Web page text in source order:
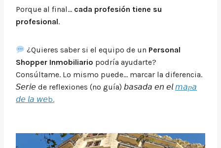
Porque al final… cada profesión tiene su
profesional.
¿Quieres saber si el equipo de un Personal
Shopper Inmobiliario podría ayudarte?
Consúltame. Lo mismo puede… marcar la diferencia.
𝘚𝘦𝘳𝘪𝘦 de reflexiones (no guía) 𝘣𝘢𝘴𝘢𝘥𝘢 𝘦𝘯 𝘦𝘭𝘮𝘢𝑝𝘢
𝘥𝘦 𝘭𝘢 𝘸𝘦b.